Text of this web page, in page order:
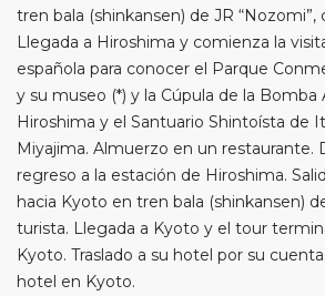
tren bala (shinkansen) de JR “Nozomi”,
Llegada a Hiroshima y comienza la
española para conocer el Parque
y su museo (*) y la Cúpula de la Bomba
Hiroshima y el Santuario Shintoísta de
Miyajima. Almuerzo en un restaurante.
regreso a la estación de Hiroshima.
hacia Kyoto en tren bala (shinkansen)
turista. Llegada a Kyoto y el tour
Kyoto. Traslado a su hotel por su
hotel en Kyoto.